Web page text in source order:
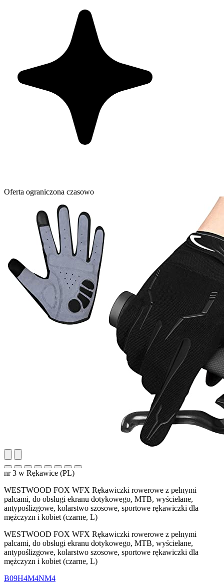
Oferta ograniczona czasowo
nr 3 w Rękawice (PL)
WESTWOOD FOX WFX Rękawiczki rowerowe z pełnymi
palcami, do obsługi ekranu dotykowego, MTB, wyściełane,
antypoślizgowe, kolarstwo szosowe, sportowe rękawiczki dla
mężczyzn i kobiet (czarne, L)
WESTWOOD FOX WFX Rękawiczki rowerowe z pełnymi
palcami, do obsługi ekranu dotykowego, MTB, wyściełane,
antypoślizgowe, kolarstwo szosowe, sportowe rękawiczki dla
mężczyzn i kobiet (czarne, L)
B09H4M4NM4